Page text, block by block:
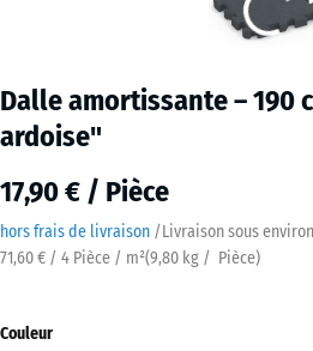
Dalle amortissante – 190
ardoise"
17,90 € / Pièce
hors frais de livraison /Livraison sous environ
71,60 € / 4 Pièce / m²(9,80 kg / Pièce)
Couleur